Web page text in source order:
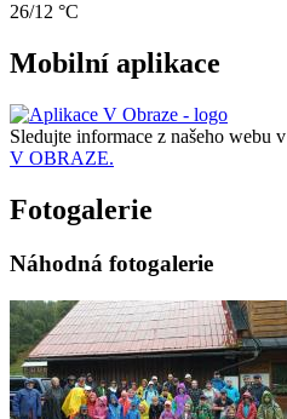
26/12 °C
Mobilní aplikace
Sledujte informace z našeho webu v
V OBRAZE.
Fotogalerie
Náhodná fotogalerie